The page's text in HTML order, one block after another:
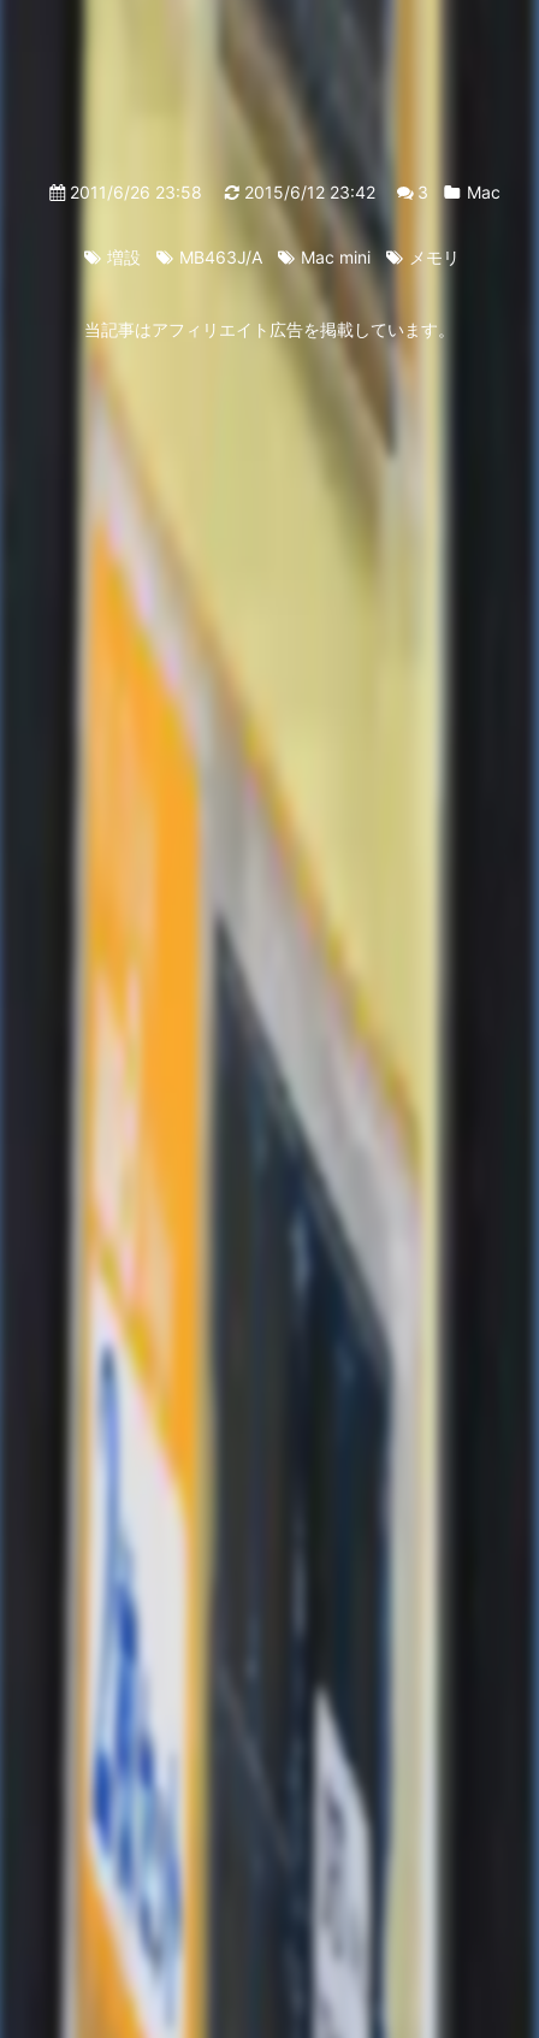
2011/6/26 23:58 2015/6/12 23:42 3 Mac
増設 MB463J/A Mac mini メモリ
当記事はアフィリエイト広告を掲載しています。